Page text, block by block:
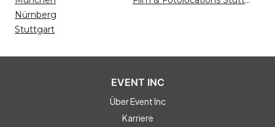
Nürnberg
Stuttgart
EVENT INC
Über Event Inc
Karriere